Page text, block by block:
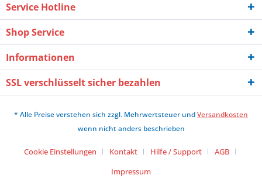
Service Hotline
Shop Service
Informationen
SSL verschlüsselt sicher bezahlen
* Alle Preise verstehen sich zzgl. Mehrwertsteuer undVersandkosten
wenn nicht anders beschrieben
Cookie Einstellungen Kontakt Hilfe / Support
AGB
Impressum